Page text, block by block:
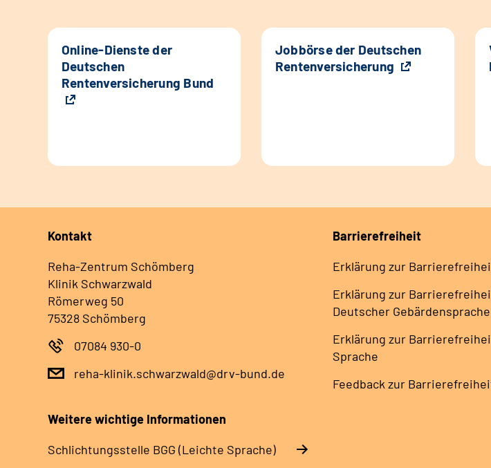
Online-Dienste der
Deutschen
Rentenversicherung Bund
Jobbörse der Deutschen
Rentenversicherung
Kontakt
Reha-Zentrum Schömberg
Klinik Schwarzwald
Römerweg 50
75328 Schömberg
07084 930-0
reha-klinik.schwarzwald@drv-bund.de
Barrierefreiheit
Erklärung zur
Erklärung zur
Deutscher Gebärdensprache
Erklärung zur
Sprache
Feedback zur
Weitere wichtige Informationen
Schlich­tungs­stel­le BGG (Leichte Sprache)